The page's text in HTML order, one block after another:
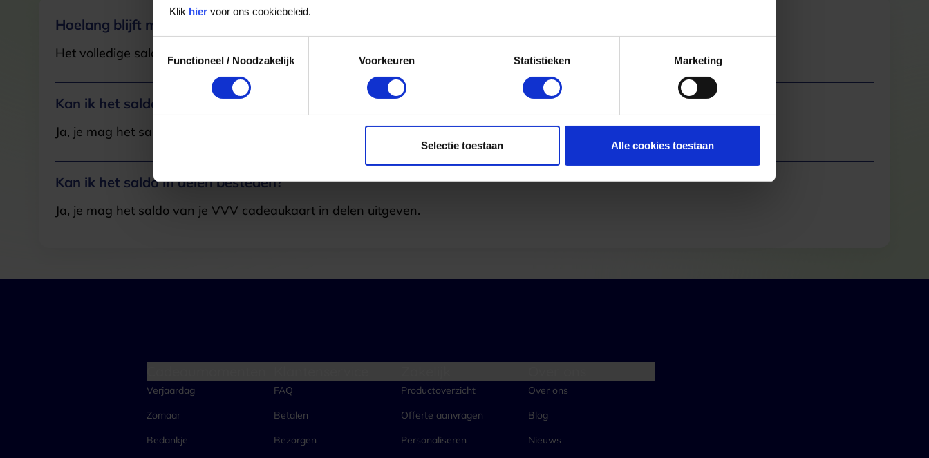
Klik hiervoor ons cookiebeleid.
Functioneel / Noodzakelijk
Voorkeuren Statistieken Marketing
Selectie toestaan Alle cookies toestaan
Hoelang blijft mijn saldo geldig?
Het volledige saldo op de VVV cadeaukaart is minimaal drie jaar geldig.
Kan ik het saldo in delen besteden?
Ja, je mag het saldo van je VVV cadeaukaart in delen uitgeven.
Kan ik het saldo in delen besteden?
Ja, je mag het saldo van je VVV cadeaukaart in delen uitgeven.
Verjaardag
Zomaar
Bedankje
FAQ
Betalen
Bezorgen
Productoverzicht
Offerte aanvragen
Personaliseren
Over ons
Blog
Nieuws